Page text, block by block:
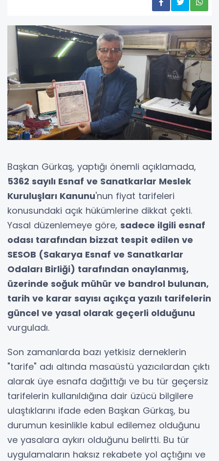
Başkan Gürkaş, yaptığı önemli açıklamada,
5362 sayılı Esnaf ve Sanatkarlar Meslek
Kuruluşları Kanunu'nun fiyat tarifeleri
konusundaki açık hükümlerine dikkat çekti.
Yasal düzenlemeye göre, sadece ilgili esnaf
odası tarafından bizzat tespit edilen ve
SESOB (Sakarya Esnaf ve Sanatkarlar
Odaları Birliği) tarafından onaylanmış,
üzerinde soğuk mühür ve bandrol bulunan,
tarih ve karar sayısı açıkça yazılı tarifelerin
güncel ve yasal olarak geçerli olduğunu
vurguladı.
Son zamanlarda bazı yetkisiz derneklerin
"tarife" adı altında masaüstü yazıcılardan çıktı
alarak üye esnafa dağıttığı ve bu tür geçersiz
tarifelerin kullanıldığına dair üzücü bilgilere
ulaştıklarını ifade eden Başkan Gürkaş, bu
durumun kesinlikle kabul edilemez olduğunu
ve yasalara aykırı olduğunu belirtti. Bu tür
uygulamaların haksız rekabete yol açtığını ve